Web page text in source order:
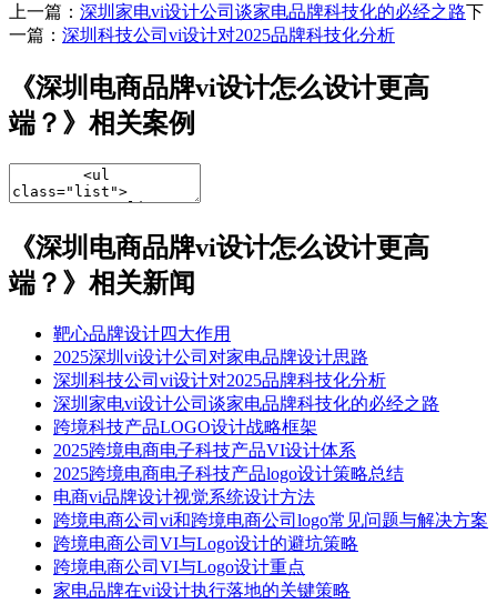
上一篇： 深圳家电vi设计公司谈家电品牌科技化的必经之路下
一篇： 深圳科技公司vi设计对2025品牌科技化分析
《深圳电商品牌vi设计怎么设计更高
端？》相关案例
《深圳电商品牌vi设计怎么设计更高
端？》相关新闻
靶心品牌设计四大作用
2025深圳vi设计公司对家电品牌设计思路
深圳科技公司vi设计对2025品牌科技化分析
深圳家电vi设计公司谈家电品牌科技化的必经之路
跨境科技产品LOGO设计战略框架​
​​2025跨境电商电子科技产品VI设计体系​
2025跨境电商电子科技产品logo设计策略总结
电商vi品牌设计视觉系统设计方法
跨境电商公司vi和跨境电商公司logo常见问题与解决方案
跨境电商公司VI与Logo设计的避坑策略
跨境电商公司VI与Logo设计重点
家电品牌在vi设计执行落地的关键策略